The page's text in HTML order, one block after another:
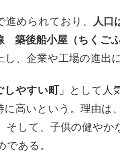
められており、 人口
築後船小屋（ちくご
、企業や工場の進出
やすい町
」として人
高いという。理由は
そして、子供の健やか
である。